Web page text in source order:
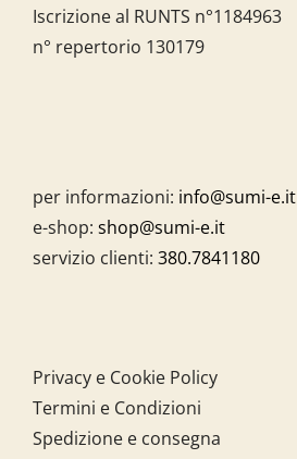
Iscrizione al RUNTS n°1184963
n° repertorio 130179
per informazioni: info@sumi-e.it
e-shop: shop@sumi-e.it
servizio clienti: 380.7841180
Privacy e Cookie Policy
Termini e Condizioni
Spedizione e consegna